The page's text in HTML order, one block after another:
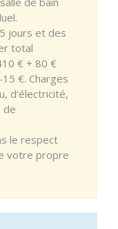
jours et des
total
€ + 80 €
€. Charges
d’électricité,
de
le respect
votre propre